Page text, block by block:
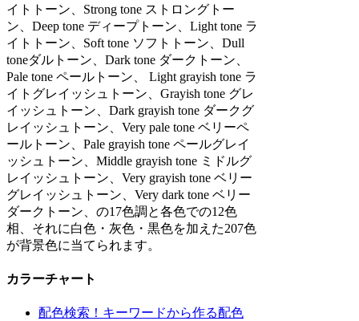
イトトーン、Strong tone ストロングトー
ン、Deep tone ディープトーン、Light tone ラ
イトトーン、Soft tone ソフトトーン、Dull
toneダルトーン、Dark tone ダークトーン、
Pale tone ペールトーン、 Light grayish tone ラ
イトグレイッシュトーン、Grayish tone グレ
イッシュトーン、Dark grayish tone ダークグ
レイッシュトーン、Very pale tone ベリーペ
ールトーン、Pale grayish tone ペールグレイ
ッシュトーン、Middle grayish tone ミドルグ
レイッシュトーン、Very grayish tone ベリー
グレイッシュトーン、Very dark tone ベリー
ダークトーン、の17色調と各色での12色
相、それに白色・灰色・黒色を加えた207色
が背景色に当てられます。
カラーチャート
配色検索！キーワードから作る配色